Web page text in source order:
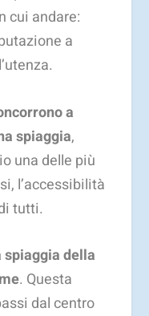
cui andare:
a
a
spiaggia,
una delle più
l’accessibilità
tutti.
spiaggia della
. Questa
dal centro